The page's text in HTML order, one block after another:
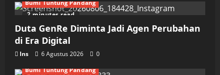
2 minutes read
Bumi Tuntung Pandang
Duta GenRe Diminta Jadi Agen Perubahan
di Era Digital
Ins 6 Agustus 2026 0
Bumi Tuntung Pandang